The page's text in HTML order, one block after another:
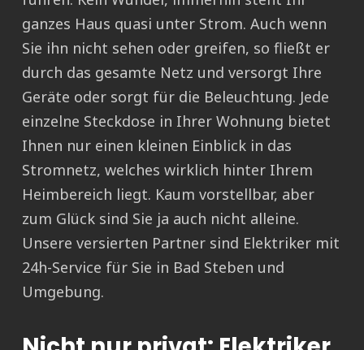
ganzes Haus quasi unter Strom. Auch wenn
Sie ihn nicht sehen oder greifen, so fließt er
durch das gesamte Netz und versorgt Ihre
Geräte oder sorgt für die Beleuchtung. Jede
einzelne Steckdose in Ihrer Wohnung bietet
Ihnen nur einen kleinen Einblick in das
Stromnetz, welches wirklich hinter Ihrem
Heimbereich liegt. Kaum vorstellbar, aber
zum Glück sind Sie ja auch nicht alleine.
Unsere versierten Partner sind Elektriker mit
24h-Service für Sie in Bad Steben und
Umgebung.